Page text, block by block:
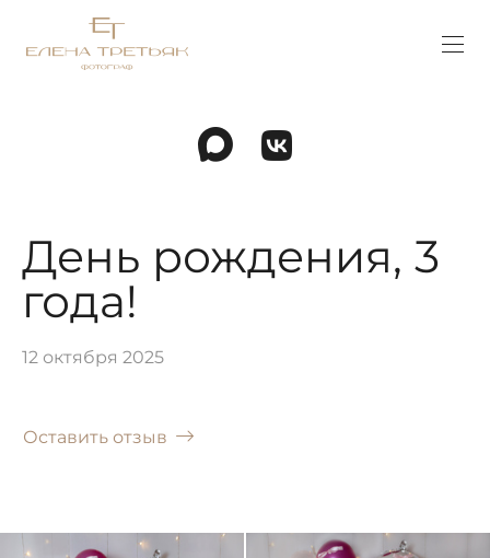
День рождения, 3
года!
12 октября 2025
Оставить отзыв